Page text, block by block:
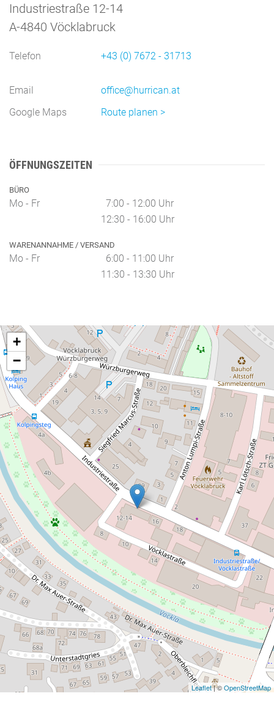
Industriestraße 12-14
A-4840 Vöcklabruck
Telefon +43 (0) 7672 - 31713
Email
office@hurrican.at
Google Maps
Route planen >
ÖFFNUNGSZEITEN
BÜRO
Mo - Fr
7:00 - 12:00 Uhr
12:30 - 16:00 Uhr
WARENANNAHME / VERSAND
Mo - Fr
6:00 - 11:00 Uhr
11:30 - 13:30 Uhr
+
−
Leaflet| ©OpenStreetMap